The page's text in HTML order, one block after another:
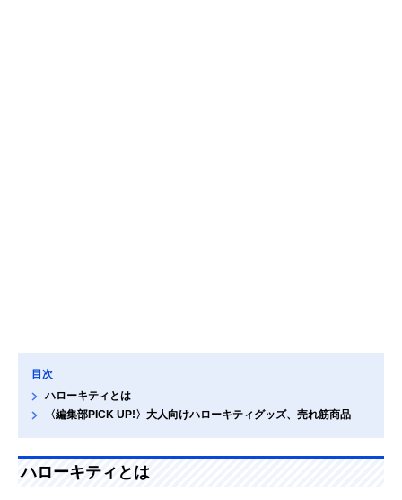
目次
ハローキティとは
〈編集部PICK UP!〉大人向けハローキティグッズ、売れ筋商品
ハローキティとは